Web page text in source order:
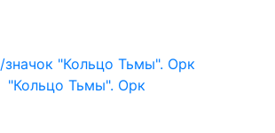
"Кольцо Тьмы". Орк